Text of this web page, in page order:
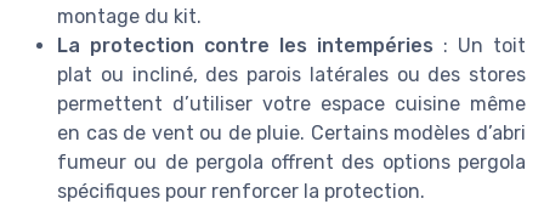
montage du kit.
La protection contre les intempéries : Un toit
plat ou incliné, des parois latérales ou des stores
permettent d’utiliser votre espace cuisine même
en cas de vent ou de pluie. Certains modèles d’abri
fumeur ou de pergola offrent des options pergola
spécifiques pour renforcer la protection.